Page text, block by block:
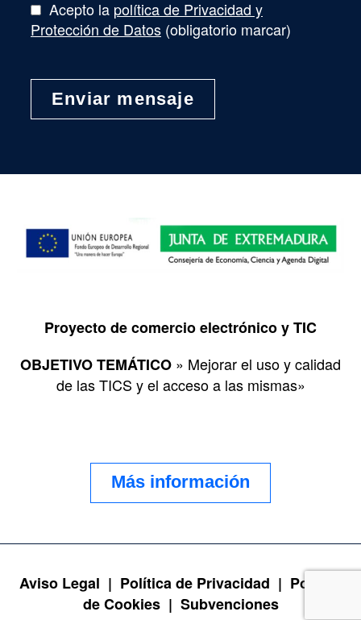
Acepto la política de Privacidad y
Protección de Datos (obligatorio marcar)
Proyecto de comercio electrónico y TIC
OBJETIVO TEMÁTICO » Mejorar el uso y calidad
de las TICS y el acceso a las mismas»
Más información
Aviso Legal | Política de Privacidad | Política
de Cookies | Subvenciones